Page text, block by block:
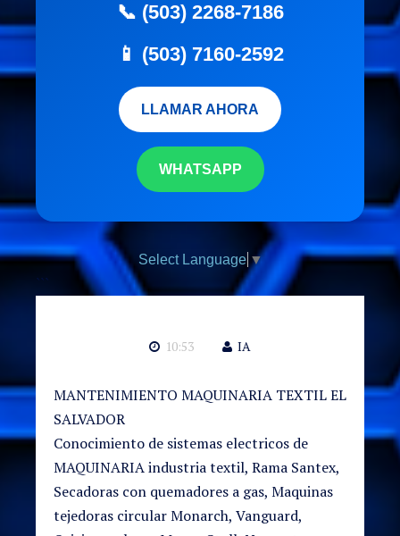
📞 (503) 2268-7186
📱 (503) 7160-2592
LLAMAR AHORA
WHATSAPP
Select Language ▼
```
10:53 IA
MANTENIMIENTO MAQUINARIA TEXTIL EL
SALVADOR
Conocimiento de sistemas electricos de
MAQUINARIA industria textil, Rama Santex,
Secadoras con quemadores a gas, Maquinas
tejedoras circular Monarch, Vanguard,